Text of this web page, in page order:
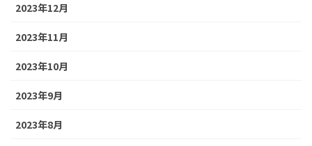
2023年12月
2023年11月
2023年10月
2023年9月
2023年8月